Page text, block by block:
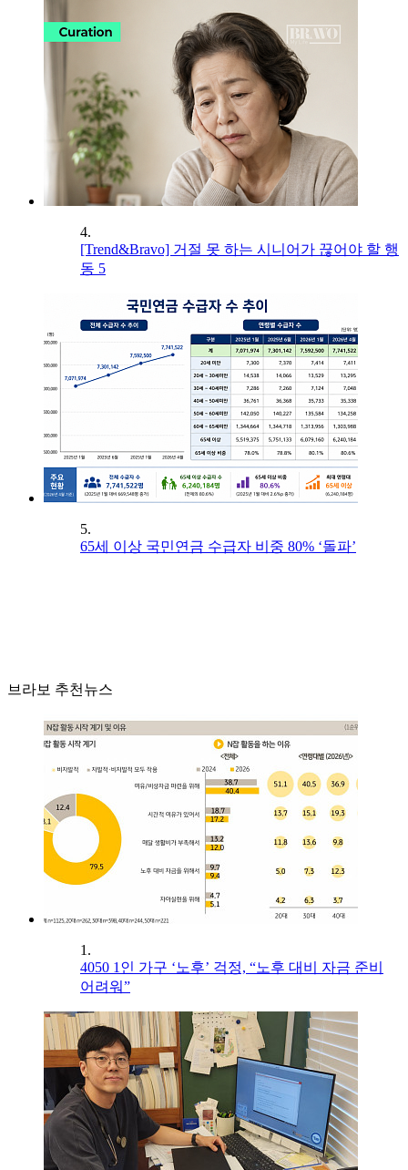
4.
[Trend&Bravo] 거절 못 하는 시니어가 끊어야 할 행
동 5
5.
65세 이상 국민연금 수급자 비중 80% ‘돌파’
브라보 추천뉴스
1.
4050 1인 가구 ‘노후’ 걱정, “노후 대비 자금 준비
어려워”